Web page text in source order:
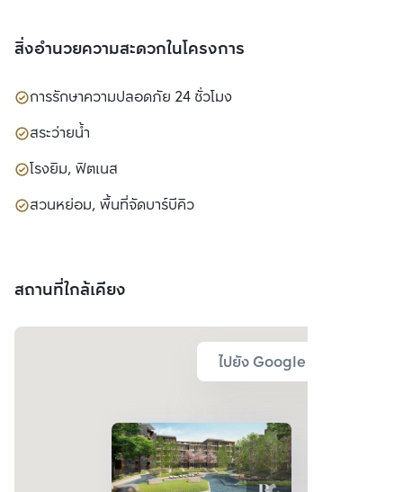
สิ่งอำนวยความสะดวกในโครงการ
การรักษาความปลอดภัย 24 ชั่วโมง
สระว่ายน้ำ
โรงยิม, ฟิตเนส
สวนหย่อม, พื้นที่จัดบาร์บีคิว
สถานที่ใกล้เคียง
ไปยัง Google Map